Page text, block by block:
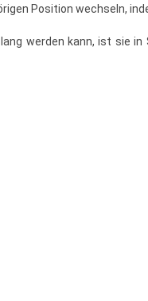
Position wechseln,
werden kann, ist sie